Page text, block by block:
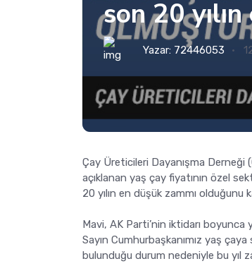
son 20
Yazar: 72446053
Çay Üreticileri Dayanışma Derneği
açıklanan yaş çay fiyatının özel
20 yılın en düşük zammı olduğunu
Mavi, AK Parti’nin iktidarı boyunca
Sayın Cumhurbaşkanımız yaş
bulunduğu durum nedeniyle bu yıl